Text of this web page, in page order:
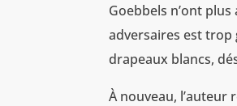
Goebbels n’ont
adversaires est trop
drapeaux blancs,
À nouveau, l’auteur